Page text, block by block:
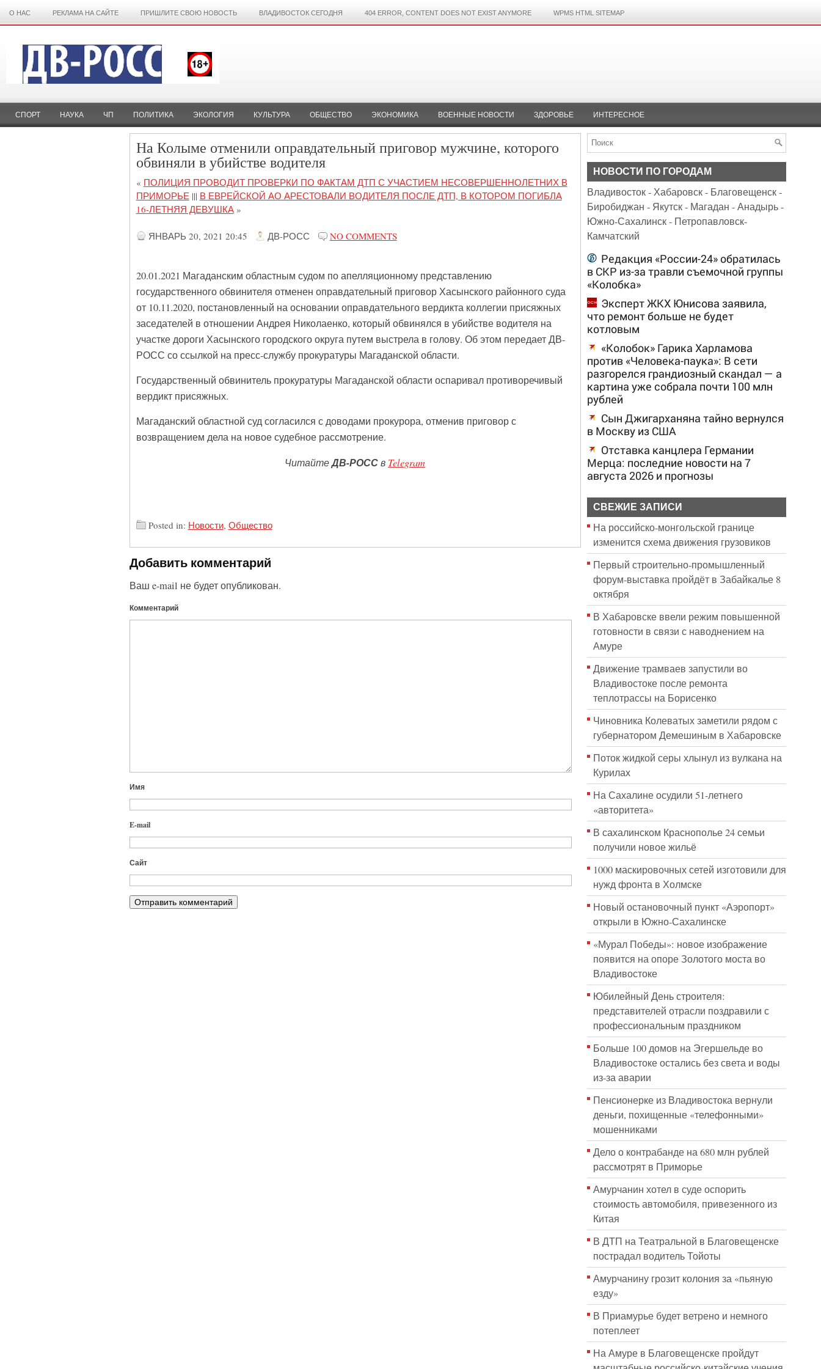
О НАС РЕКЛАМА НА САЙТЕ ПРИШЛИТЕ СВОЮ НОВОСТЬ ВЛАДИВОСТОК СЕГОДНЯ 404 ERROR, CONTENT DOES NOT EXIST ANYMORE WPMS HTML SITEMAP
СПОРТ НАУКА ЧП ПОЛИТИКА ЭКОЛОГИЯ КУЛЬТУРА ОБЩЕСТВО ЭКОНОМИКА ВОЕННЫЕ НОВОСТИ ЗДОРОВЬЕ ИНТЕРЕСНОЕ
На Колыме отменили оправдательный приговор мужчине, которого
обвиняли в убийстве водителя
« ПОЛИЦИЯ ПРОВОДИТ ПРОВЕРКИ ПО ФАКТАМ ДТП С УЧАСТИЕМ НЕСОВЕРШЕННОЛЕТНИХ В
ПРИМОРЬЕ||| В ЕВРЕЙСКОЙ АО АРЕСТОВАЛИ ВОДИТЕЛЯ ПОСЛЕ ДТП, В КОТОРОМ ПОГИБЛА
16-ЛЕТНЯЯ ДЕВУШКА»
ЯНВАРЬ 20, 2021 20:45 ДВ-РОСС NO COMMENTS
20.01.2021 Магаданским областным судом по апелляционному представлению
государственного обвинителя отменен оправдательный приговор Хасынского районного суда
от 10.11.2020, постановленный на основании оправдательного вердикта коллегии присяжных
заседателей в отношении Андрея Николаенко, который обвинялся в убийстве водителя на
участке дороги Хасынского городского округа путем выстрела в голову. Об этом передает ДВ-
РОСС со ссылкой на пресс-службу прокуратуры Магаданской области.
Государственный обвинитель прокуратуры Магаданской области оспаривал противоречивый
вердикт присяжных.
Магаданский областной суд согласился с доводами прокурора, отменив приговор с
возвращением дела на новое судебное рассмотрение.
ЧитайтеДВ-РОССв Telegram
Posted in: Новости, Общество
Добавить комментарий
Ваш e-mail не будет опубликован.
Комментарий
Имя
E-mail
Сайт
НОВОСТИ ПО ГОРОДАМ
Владивосток-Хабаровск- Благовещенск-
Биробиджан - Якутск- Магадан -Анадырь-
Южно-Сахалинск- Петропавловск-
Камчатский
Редакция «России-24» обратилась
в СКР из-за травли съемочной группы
«Колобка»
Эксперт ЖКХ Юнисова заявила,
что ремонт больше не будет
котловым
«Колобок» Гарика Харламова
против «Человека-паука»: В сети
разгорелся грандиозный скандал — а
картина уже собрала почти 100 млн
рублей
Сын Джигарханяна тайно вернулся
в Москву из США
Отставка канцлера Германии
Мерца: последние новости на 7
августа 2026 и прогнозы
СВЕЖИЕ ЗАПИСИ
На российско‑монгольской границе
изменится схема движения грузовиков
Первый строительно‑промышленный
форум‑выставка пройдёт в Забайкалье 8
октября
В Хабаровске ввели режим повышенной
готовности в связи с наводнением на
Амуре
Движение трамваев запустили во
Владивостоке после ремонта
теплотрассы на Борисенко
Чиновника Колеватых заметили рядом с
губернатором Демешиным в Хабаровске
Поток жидкой серы хлынул из вулкана на
Курилах
На Сахалине осудили 51-летнего
«авторитета»
В сахалинском Краснополье 24 семьи
получили новое жильё
1000 маскировочных сетей изготовили для
нужд фронта в Холмске
Новый остановочный пункт «Аэропорт»
открыли в Южно-Сахалинске
«Мурал Победы»: новое изображение
появится на опоре Золотого моста во
Владивостоке
Юбилейный День строителя:
представителей отрасли поздравили с
профессиональным праздником
Больше 100 домов на Эгершельде во
Владивостоке остались без света и воды
из-за аварии
Пенсионерке из Владивостока вернули
деньги, похищенные «телефонными»
мошенниками
Дело о контрабанде на 680 млн рублей
рассмотрят в Приморье
Амурчанин хотел в суде оспорить
стоимость автомобиля, привезенного из
Китая
В ДТП на Театральной в Благовещенске
пострадал водитель Тойоты
Амурчанину грозит колония за «пьяную
езду»
В Приамурье будет ветрено и немного
потеплеет
На Амуре в Благовещенске пройдут